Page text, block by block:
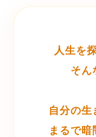
人生を
そん
自分の生
まるで